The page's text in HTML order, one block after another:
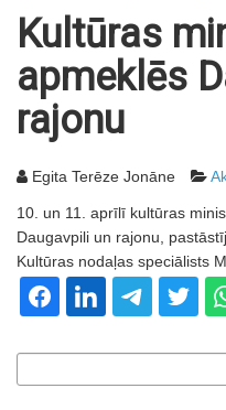
Kultūras
apmeklēs
rajonu
Egita Terēze Jonāne
10. un 11. aprīlī kultūras
Daugavpili un rajonu,
Kultūras nodaļas speciālists